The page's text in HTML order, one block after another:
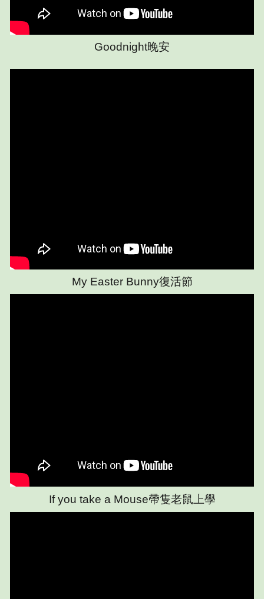
Goodnight晚安
My Easter Bunny復活節
If you take a Mouse帶隻老鼠上學